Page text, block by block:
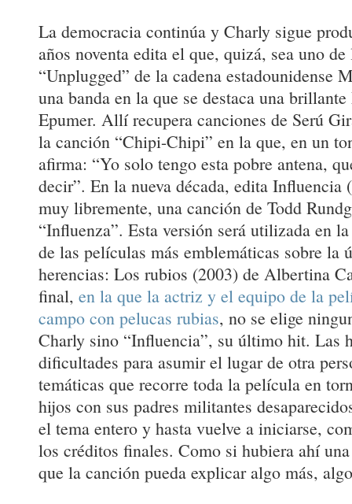
La democracia continúa y Charly sigue
años noventa edita el que, quizá, sea uno
“Unplugged” de la cadena estadounidense
una banda en la que se destaca una
Epumer. Allí recupera canciones de Serú
la canción “Chipi-Chipi” en la que, en un
afirma: “Yo solo tengo esta pobre antena,
decir”. En la nueva década, edita Influencia
muy libremente, una canción de Todd
“Influenza”. Esta versión será utilizada en
de las películas más emblemáticas sobre la
herencias: Los rubios (2003) de Albertina
final, en la que la actriz y el equipo de la
campo con pelucas rubias, no se elige
Charly sino “Influencia”, su último hit. Las
dificultades para asumir el lugar de otra
temáticas que recorre toda la película en
hijos con sus padres militantes
el tema entero y hasta vuelve a iniciarse,
los créditos finales. Como si hubiera ahí
que la canción pueda explicar algo más,